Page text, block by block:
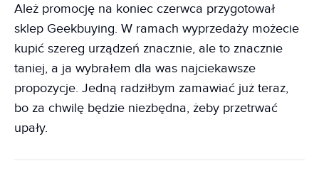
Ależ promocję na koniec czerwca przygotował
sklep Geekbuying. W ramach wyprzedaży możecie
kupić szereg urządzeń znacznie, ale to znacznie
taniej, a ja wybrałem dla was najciekawsze
propozycje. Jedną radziłbym zamawiać już teraz,
bo za chwilę będzie niezbędna, żeby przetrwać
upały.